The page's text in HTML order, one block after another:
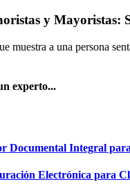
y Mayoristas:
experto...
Documental Integral
Electrónica para